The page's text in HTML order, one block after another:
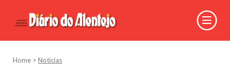
Home > Notícias